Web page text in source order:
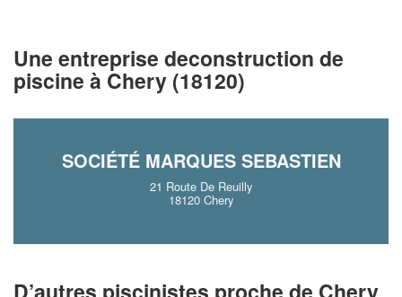
Une entreprise deconstruction de
piscine à Chery (18120)
SOCIÉTÉ MARQUES SEBASTIEN
21 Route De Reuilly
18120 Chery
D’autres piscinistes proche de Chery
nouveaux clients!